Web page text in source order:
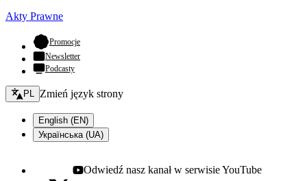
Akty Prawne
Promocje- otwiera się w nowej karcie
Newsletter
Podcasty
Zmień język - bieżący:
PL Zmień język strony
English (EN)
Українська (UA)
Youtube - otwiera się w nowej karcie
Odwiedź nasz kanał w serwisie YouTube